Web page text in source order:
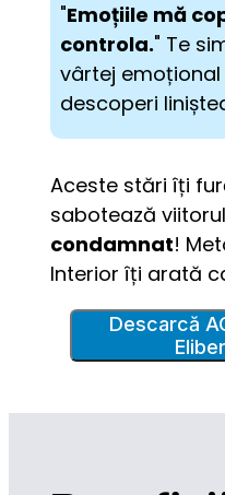
"Emoțiile mă
controla." Te
vârtej emoțional
descoperi
Aceste stări îți
sabotează
condamnat!
Interior îți arată
Descarcă